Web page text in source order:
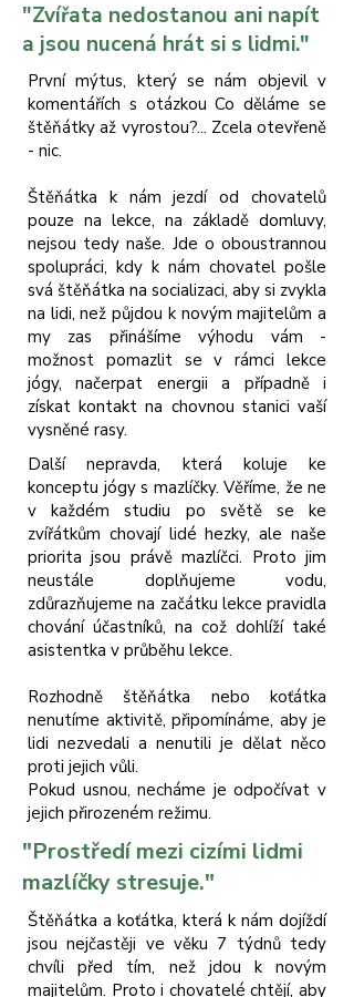
"Zvířata nedostanou ani napít
a jsou nucená hrát si s lidmi."
První mýtus, který se nám objevil v
komentářích s otázkou Co děláme se
štěňátky až vyrostou?... Zcela otevřeně
- nic.
Štěňátka k nám jezdí od chovatelů
pouze na lekce, na základě domluvy,
nejsou tedy naše. Jde o oboustrannou
spolupráci, kdy k nám chovatel pošle
svá štěňátka na socializaci, aby si zvykla
na lidi, než půjdou k novým majitelům a
my zas přinášíme výhodu vám -
možnost pomazlit se v rámci lekce
jógy, načerpat energii a případně i
získat kontakt na chovnou stanici vaší
vysněné rasy.
Další nepravda, která koluje ke
konceptu jógy s mazlíčky. Věříme, že ne
v každém studiu po světě se ke
zvířátkům chovají lidé hezky, ale naše
priorita jsou právě mazlíčci. Proto jim
neustále doplňujeme vodu,
zdůrazňujeme na začátku lekce pravidla
chování účastníků, na což dohlíží také
asistentka v průběhu lekce.
Rozhodně štěňátka nebo koťátka
nenutíme aktivitě, připomínáme, aby je
lidi nezvedali a nenutili je dělat něco
proti jejich vůli.
Pokud usnou, necháme je odpočívat v
jejich přirozeném režimu.
"Prostředí mezi cizími lidmi
mazlíčky stresuje."
Štěňátka a koťátka, která k nám dojíždí
jsou nejčastěji ve věku 7 týdnů tedy
chvíli před tím, než jdou k novým
majitelům. Proto i chovatelé chtějí, aby